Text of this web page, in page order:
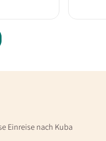
Einreise nach Kuba